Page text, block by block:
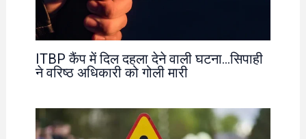
ITBP कैंप में दिल दहला देने वाली घटना…सिपाही
ने वरिष्ठ अधिकारी को गोली मारी